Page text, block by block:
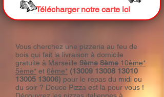
Télécharger notre carte ici
Vous cherchez une pizzeria au feu de
bois qui fait la livraison à domicile
gratuite à Marseille 9ème 8ème 10ème*
5ème* et 6ème* (13009 13008 13010
13005 13006) pour le repas du midi ou
du soir ? Douce Pizza est là pour vous !